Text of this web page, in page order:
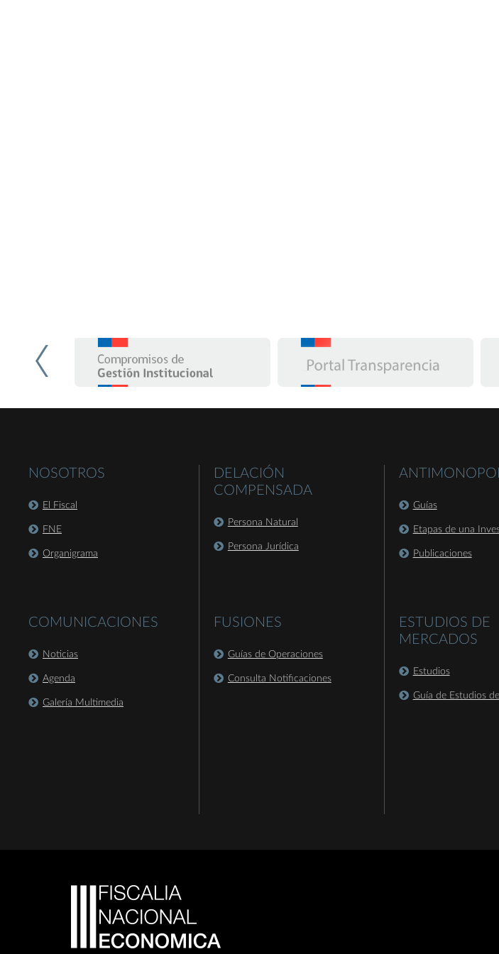
NOSOTROS
El Fiscal
FNE
Organigrama
COMUNICACIONES
Noticias
Agenda
Galería Multimedia
DELACIÓN
COMPENSADA
Persona Natural
Persona Jurídica
FUSIONES
Guías de Operaciones
Consulta Notificaciones
Guías
Etapas de una
Publicaciones
ESTUDIOS DE
MERCADOS
Estudios
Guía de Estudios